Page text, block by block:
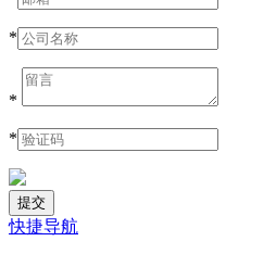
*
*
*
快捷导航